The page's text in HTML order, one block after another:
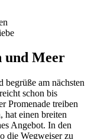
und Meer
am nächsten
schon bis
Promenade treiben
hat einen breiten
Angebot. In den
die Wegweiser zu